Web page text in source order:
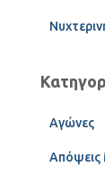
Αγώνες